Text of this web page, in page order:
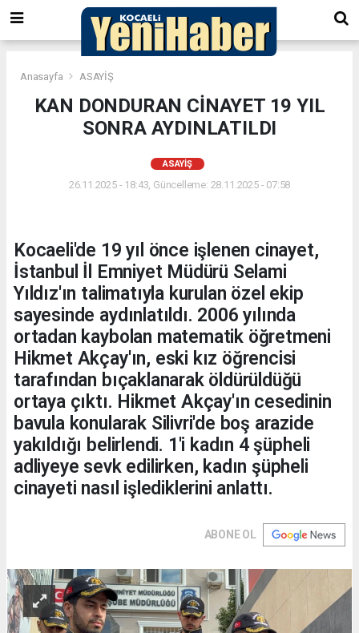
Anasayfa ASAYİŞ
KAN DONDURAN CİNAYET 19 YIL
SONRA AYDINLATILDI
ASAYİŞ
26.11.2025 - 18:43, Güncelleme: 28.11.2025 - 07:58
Kocaeli'de 19 yıl önce işlenen cinayet,
İstanbul İl Emniyet Müdürü Selami
Yıldız'ın talimatıyla kurulan özel ekip
sayesinde aydınlatıldı. 2006 yılında
ortadan kaybolan matematik öğretmeni
Hikmet Akçay'ın, eski kız öğrencisi
tarafından bıçaklanarak öldürüldüğü
ortaya çıktı. Hikmet Akçay'ın cesedinin
bavula konularak Silivri'de boş arazide
yakıldığı belirlendi. 1'i kadın 4 şüpheli
adliyeye sevk edilirken, kadın şüpheli
cinayeti nasıl işlediklerini anlattı.
ABONE OL